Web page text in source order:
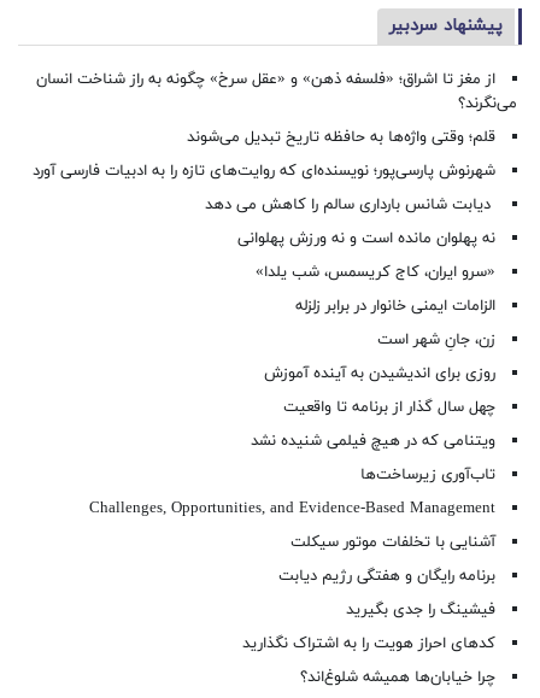
پیشنهاد سردبیر
از مغز تا اشراق؛ «فلسفه ذهن» و «عقل سرخ» چگونه به راز شناخت انسان
می‌نگرند؟
قلم؛ وقتی واژه‌ها به حافظه تاریخ تبدیل می‌شوند
شهرنوش پارسی‌پور؛ نویسنده‌ای که روایت‌های تازه را به ادبیات فارسی آورد
دیابت شانس بارداری سالم را کاهش می دهد
نه پهلوان مانده است و نه ورزش پهلوانی
«سرو ایران، کاج کریسمس، شب یلدا»
الزامات ایمنی خانوار در برابر زلزله
زن، جانِ شهر است
روزی برای اندیشیدن به آینده آموزش
چهل سال گذار از برنامه تا واقعیت
ویتنامی که در هیچ فیلمی شنیده نشد
تاب‌آوری زیرساخت‌ها
Challenges, Opportunities, and Evidence-Based Management
آشنایی با تخلفات موتور سیکلت
برنامه رایگان و هفتگی رژیم دیابت
فیشینگ را جدی بگیرید
کدهای احراز هویت را به اشتراک نگذارید
چرا خیابان‌ها همیشه شلوغ‌اند؟